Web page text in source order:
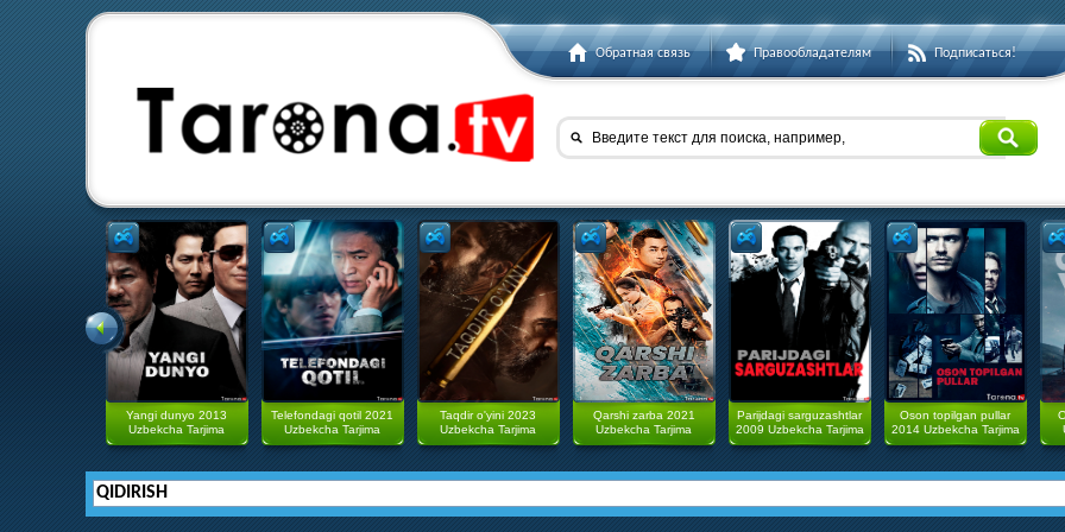
Обратная связь Правообладателям Подписаться!
Введите текст для поиска, например,
Yangi dunyo 2013
Uzbekcha Tarjima
Telefondagi qotil 2021
Uzbekcha Tarjima
Taqdir o'yini 2023
Uzbekcha Tarjima
Qarshi zarba 2021
Uzbekcha Tarjima
Parijdagi sarguzashtlar
2009 Uzbekcha Tarjima
Oson topilgan pullar
2014 Uzbekcha Tarjima